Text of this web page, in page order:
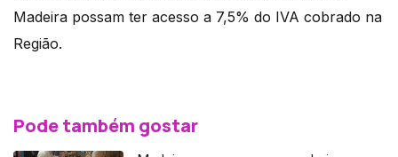
Madeira possam ter acesso a 7,5% do IVA cobrado na
Região.
Pode também gostar